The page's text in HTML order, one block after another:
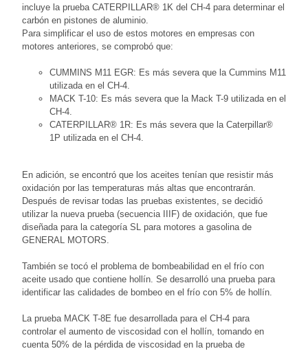
incluye la prueba CATERPILLAR® 1K del CH-4 para determinar el
carbón en pistones de aluminio.
Para simplificar el uso de estos motores en empresas con
motores anteriores, se comprobó que:
CUMMINS M11 EGR: Es más severa que la Cummins M11
utilizada en el CH-4.
MACK T-10: Es más severa que la Mack T-9 utilizada en el
CH-4.
CATERPILLAR® 1R: Es más severa que la Caterpillar®
1P utilizada en el CH-4.
En adición, se encontró que los aceites tenían que resistir más
oxidación por las temperaturas más altas que encontrarán.
Después de revisar todas las pruebas existentes, se decidió
utilizar la nueva prueba (secuencia IIIF) de oxidación, que fue
diseñada para la categoría SL para motores a gasolina de
GENERAL MOTORS.
También se tocó el problema de bombeabilidad en el frío con
aceite usado que contiene hollín. Se desarrolló una prueba para
identificar las calidades de bombeo en el frío con 5% de hollín.
La prueba MACK T-8E fue desarrollada para el CH-4 para
controlar el aumento de viscosidad con el hollín, tomando en
cuenta 50% de la pérdida de viscosidad en la prueba de